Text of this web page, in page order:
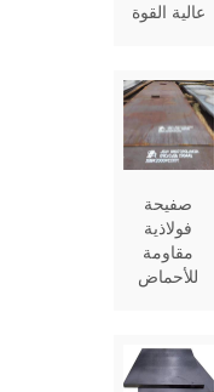
عالية القوة
صفيحة
فولاذية
مقاومة
للأحماض